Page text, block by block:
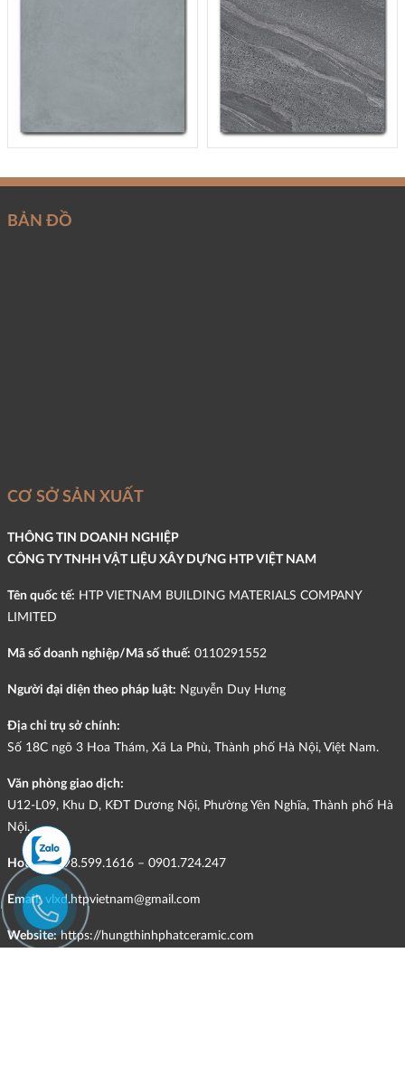
BẢN ĐỒ
CƠ SỞ SẢN XUẤT
THÔNG TIN DOANH NGHIỆP
CÔNG TY TNHH VẬT LIỆU XÂY DỰNG HTP VIỆT NAM
Tên quốc tế: HTP VIETNAM BUILDING MATERIALS COMPANY
LIMITED
Mã số doanh nghiệp/Mã số thuế: 0110291552
Người đại diện theo pháp luật: Nguyễn Duy Hưng
Địa chỉ trụ sở chính:
Số 18C ngõ 3 Hoa Thám, Xã La Phù, Thành phố Hà Nội, Việt Nam.
Văn phòng giao dịch:
U12-L09, Khu D, KĐT Dương Nội, Phường Yên Nghĩa, Thành phố Hà
Nội.
Hotline:098.599.1616 – 0901.724.247
Email: vlxd.htpvietnam@gmail.com
Website: https://hungthinhphatceramic.com